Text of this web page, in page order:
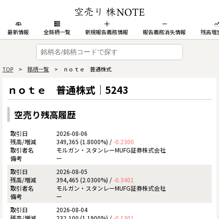
最新情報 全銘柄一覧 新規報告義務情報 報告義務消失情報 残高増
TOP > 銘柄一覧 > ｎｏｔｅ 普通株式
ｎｏｔｅ 普通株式｜5243
空売り残高履歴
2026-08-06
349,365 (1.8000%) /-0.2300
モルガン・スタンレーMUFG証券株式会社
ー
2026-08-05
394,465 (2.0300%) /-0.3401
モルガン・スタンレーMUFG証券株式会社
ー
2026-08-04